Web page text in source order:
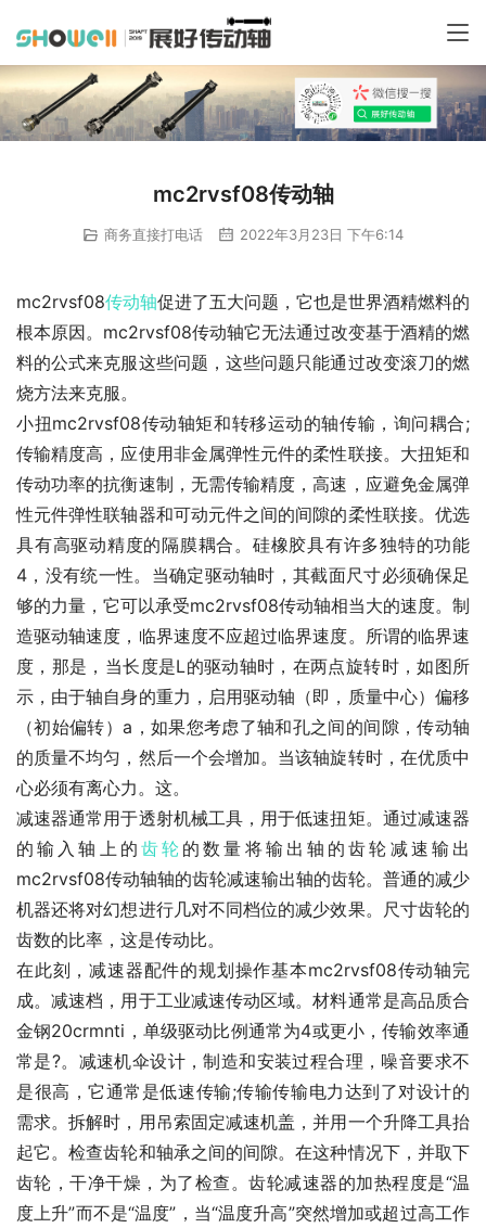
mc2rvsf08传动轴
商务直接打电话 2022年3月23日 下午6:14
mc2rvsf08传动轴促进了五大问题，它也是世界酒精燃料的
根本原因。mc2rvsf08传动轴它无法通过改变基于酒精的燃
料的公式来克服这些问题，这些问题只能通过改变滚刀的燃
烧方法来克服。
小扭mc2rvsf08传动轴矩和转移运动的轴传输，询问耦合;
传输精度高，应使用非金属弹性元件的柔性联接。大扭矩和
传动功率的抗衡速制，无需传输精度，高速，应避免金属弹
性元件弹性联轴器和可动元件之间的间隙的柔性联接。优选
具有高驱动精度的隔膜耦合。硅橡胶具有许多独特的功能
4，没有统一性。当确定驱动轴时，其截面尺寸必须确保足
够的力量，它可以承受mc2rvsf08传动轴相当大的速度。制
造驱动轴速度，临界速度不应超过临界速度。所谓的临界速
度，那是，当长度是L的驱动轴时，在两点旋转时，如图所
示，由于轴自身的重力，启用驱动轴（即，质量中心）偏移
（初始偏转）a，如果您考虑了轴和孔之间的间隙，传动轴
的质量不均匀，然后一个会增加。当该轴旋转时，在优质中
心必须有离心力。这。
减速器通常用于透射机械工具，用于低速扭矩。通过减速器
的输入轴上的 齿轮 的数量将输出轴的齿轮减速输出
mc2rvsf08传动轴轴的齿轮减速输出轴的齿轮。普通的减少
机器还将对幻想进行几对不同档位的减少效果。尺寸齿轮的
齿数的比率，这是传动比。
在此刻，减速器配件的规划操作基本mc2rvsf08传动轴完
成。减速档，用于工业减速传动区域。材料通常是高品质合
金钢20crmnti，单级驱动比例通常为4或更小，传输效率通
常是?。减速机伞设计，制造和安装过程合理，噪音要求不
是很高，它通常是低速传输;传输传输电力达到了对设计的
需求。拆解时，用吊索固定减速机盖，并用一个升降工具抬
起它。检查齿轮和轴承之间的间隙。在这种情况下，并取下
齿轮，干净干燥，为了检查。齿轮减速器的加热程度是“温
度上升”而不是“温度”，当“温度升高”突然增加或超过高工作